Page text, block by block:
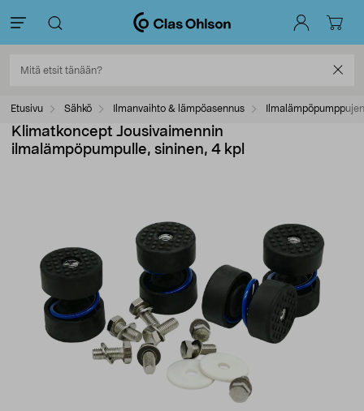
Etusivu Sähkö Ilmanvaihto & lämpöasennus
Klimatkoncept Jousivaimennin
ilmalämpöpumpulle, sininen, 4 kpl